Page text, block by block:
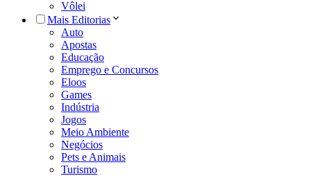
Vôlei
Mais Editorias
Auto
Apostas
Educação
Emprego e Concursos
Eloos
Games
Indústria
Jogos
Meio Ambiente
Negócios
Pets e Animais
Turismo